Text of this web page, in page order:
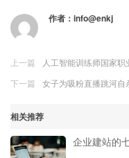
作者： info@enkj
上一篇
人工智能训练师国家
下一篇
女子为吸粉直播跳河
相关推荐
企业建站的